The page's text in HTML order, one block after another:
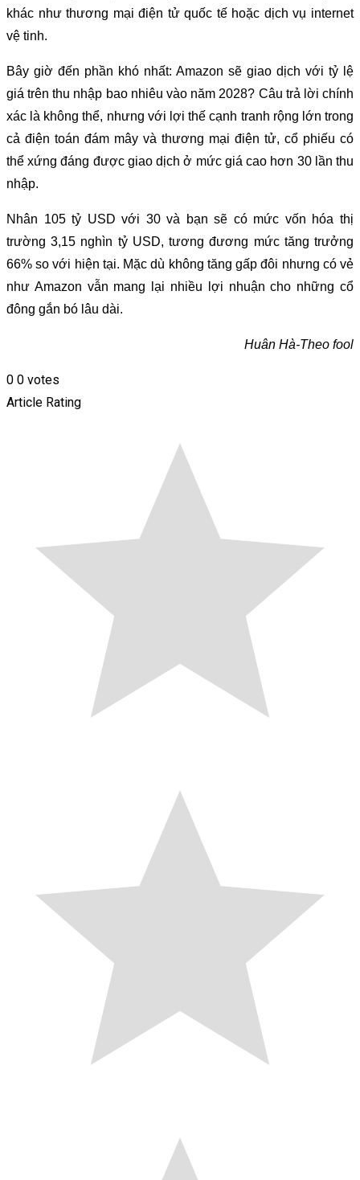
khác như thương mại điện tử quốc tế hoặc dịch vụ internet
vệ tinh.
Bây giờ đến phần khó nhất: Amazon sẽ giao dịch với tỷ lệ
giá trên thu nhập bao nhiêu vào năm 2028? Câu trả lời chính
xác là không thể, nhưng với lợi thế cạnh tranh rộng lớn trong
cả điện toán đám mây và thương mại điện tử, cổ phiếu có
thể xứng đáng được giao dịch ở mức giá cao hơn 30 lần thu
nhập.
Nhân 105 tỷ USD với 30 và bạn sẽ có mức vốn hóa thị
trường 3,15 nghìn tỷ USD, tương đương mức tăng trưởng
66% so với hiện tại. Mặc dù không tăng gấp đôi nhưng có vẻ
như Amazon vẫn mang lại nhiều lợi nhuận cho những cổ
đông gắn bó lâu dài.
Huân Hà-Theo fool
0 0 votes
Article Rating